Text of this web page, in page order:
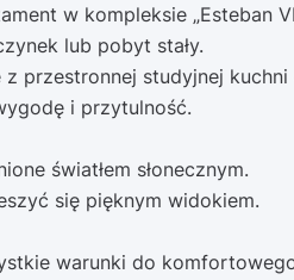
w kompleksie „Esteban
lub pobyt stały.
z przestronnej studyjnej
i przytulność.
światłem słonecznym.
się pięknym widokiem.
warunki do